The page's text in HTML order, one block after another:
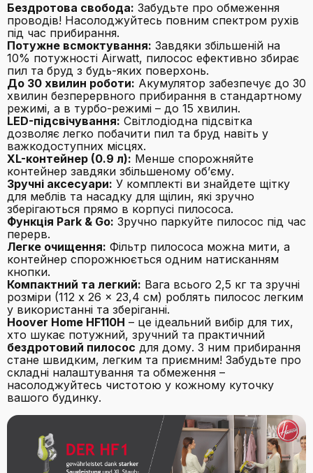
Бездротова свобода: Забудьте про обмеження
проводів! Насолоджуйтесь повним спектром рухів
під час прибирання.
Потужне всмоктування: Завдяки збільшеній на
10% потужності Airwatt, пилосос ефективно збирає
пил та бруд з будь-яких поверхонь.
До 30 хвилин роботи: Акумулятор забезпечує до 30
хвилин безперервного прибирання в стандартному
режимі, а в турбо-режимі – до 15 хвилин.
LED-підсвічування: Світлодіодна підсвітка
дозволяє легко побачити пил та бруд навіть у
важкодоступних місцях.
XL-контейнер (0.9 л): Менше спорожняйте
контейнер завдяки збільшеному об’єму.
Зручні аксесуари: У комплекті ви знайдете щітку
для меблів та насадку для щілин, які зручно
зберігаються прямо в корпусі пилососа.
Функція Park & Go: Зручно паркуйте пилосос під час
перерв.
Легке очищення: Фільтр пилососа можна мити, а
контейнер спорожнюється одним натисканням
кнопки.
Компактний та легкий: Вага всього 2,5 кг та зручні
розміри (112 x 26 x 23,4 см) роблять пилосос легким
у використанні та зберіганні.
Hoover Home HF110H – це ідеальний вибір для тих,
хто шукає потужний, зручний та практичний
бездротовий пилосос для дому. З ним прибирання
стане швидким, легким та приємним! Забудьте про
складні налаштування та обмеження –
насолоджуйтесь чистотою у кожному куточку
вашого будинку.